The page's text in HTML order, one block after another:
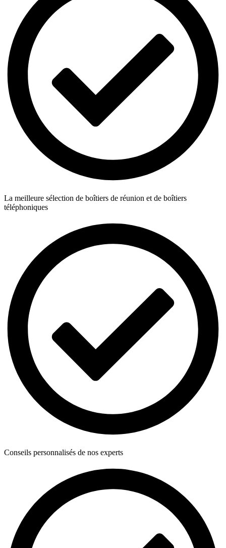
La meilleure sélection de boîtiers de réunion et de boîtiers
téléphoniques
Conseils personnalisés de nos experts